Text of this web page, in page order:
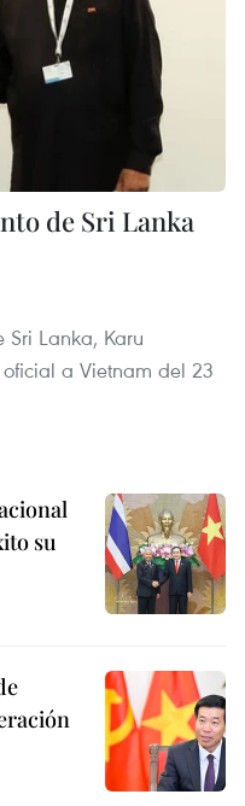
de Sri Lanka
Sri Lanka, Karu
a Vietnam del 23
su